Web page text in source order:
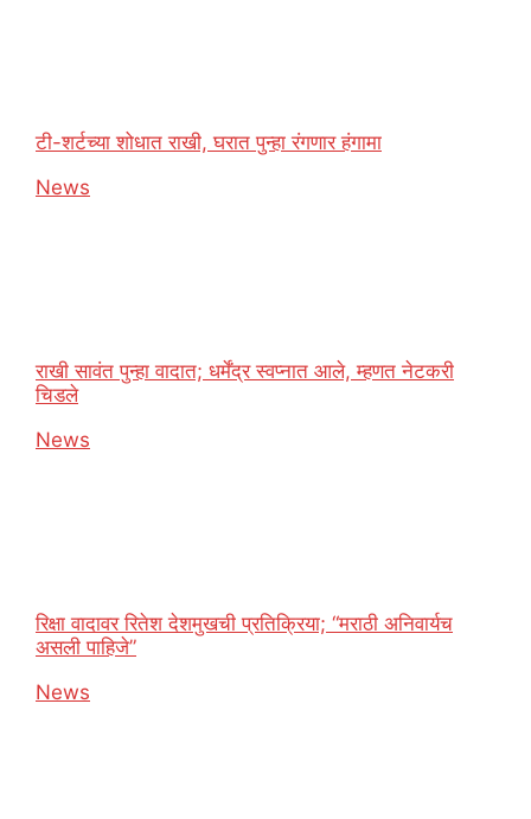
टी-शर्टच्या शोधात राखी, घरात पुन्हा रंगणार हंगामा
In relation to
News
राखी सावंत पुन्हा वादात; धर्मेंद्र स्वप्नात आले, म्हणत नेटकरी
चिडले
In relation to
News
रिक्षा वादावर रितेश देशमुखची प्रतिक्रिया; “मराठी अनिवार्यच
असली पाहिजे”
In relation to
News